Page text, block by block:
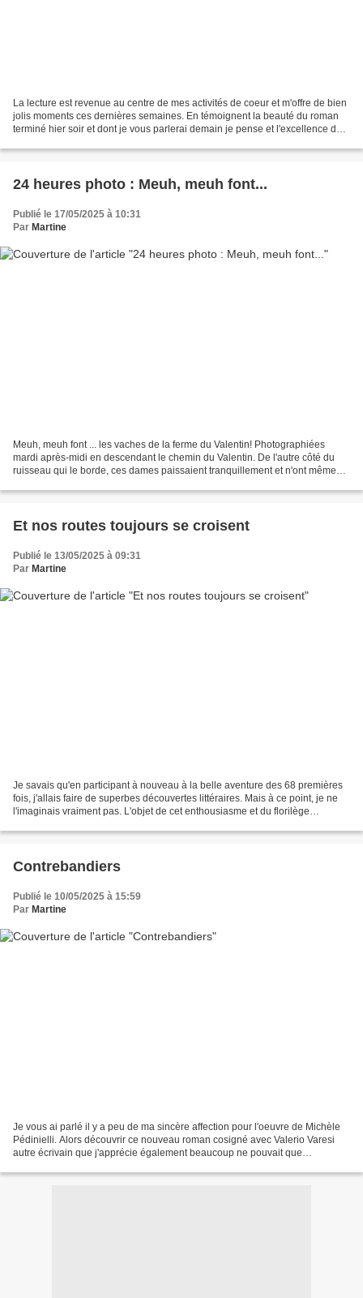
La lecture est revenue au centre de mes activités de coeur et m'offre de bien
jolis moments ces dernières semaines. En témoignent la beauté du roman
terminé hier soir et dont je vous parlerai demain je pense et l'excellence de
24 heures photo : Meuh, meuh font...
Publié le 17/05/2025 à 10:31
Par Martine
Meuh, meuh font ... les vaches de la ferme du Valentin! Photographiées
mardi après-midi en descendant le chemin du Valentin. De l'autre côté du
ruisseau qui le borde, ces dames paissaient tranquillement et n'ont même
Et nos routes toujours se croisent
Publié le 13/05/2025 à 09:31
Par Martine
Je savais qu'en participant à nouveau à la belle aventure des 68 premières
fois, j'allais faire de superbes découvertes littéraires. Mais à ce point, je ne
l'imaginais vraiment pas. L'objet de cet enthousiasme et du florilège
Contrebandiers
Publié le 10/05/2025 à 15:59
Par Martine
Je vous ai parlé il y a peu de ma sincère affection pour l'oeuvre de Michèle
Pédinielli. Alors découvrir ce nouveau roman cosigné avec Valerio Varesi
autre écrivain que j'apprécie également beaucoup ne pouvait que